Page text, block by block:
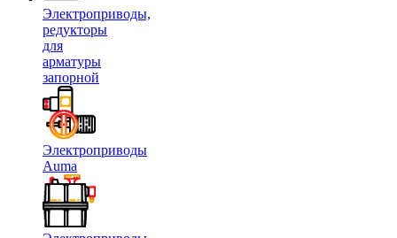
Электроприводы,
редукторы
для
арматуры
запорной
Электроприводы
Auma